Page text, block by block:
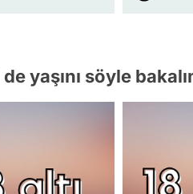
yaşını söyle